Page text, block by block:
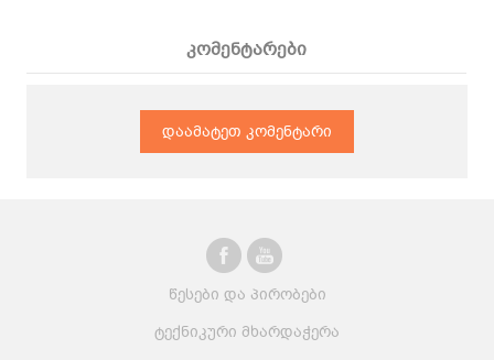
კომენტარები
დაამატეთ კომენტარი
წესები და პირობები
ტექნიკური მხარდაჭერა